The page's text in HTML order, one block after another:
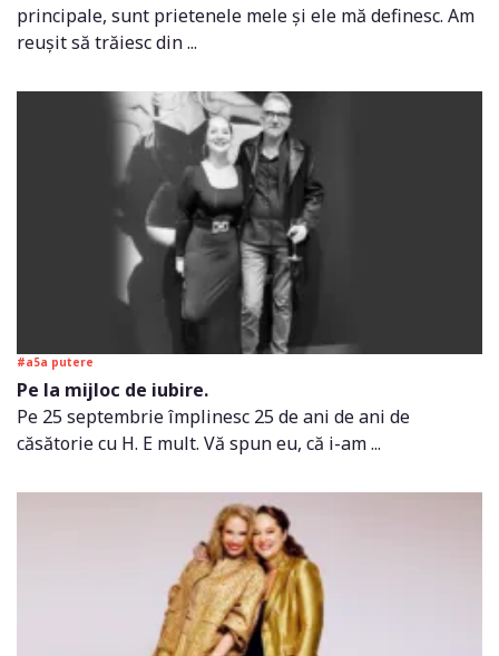
principale, sunt prietenele mele și ele mă definesc. Am
reușit să trăiesc din ...
#a5a putere
Pe la mijloc de iubire.
Pe 25 septembrie împlinesc 25 de ani de ani de
căsătorie cu H. E mult. Vă spun eu, că i-am ...